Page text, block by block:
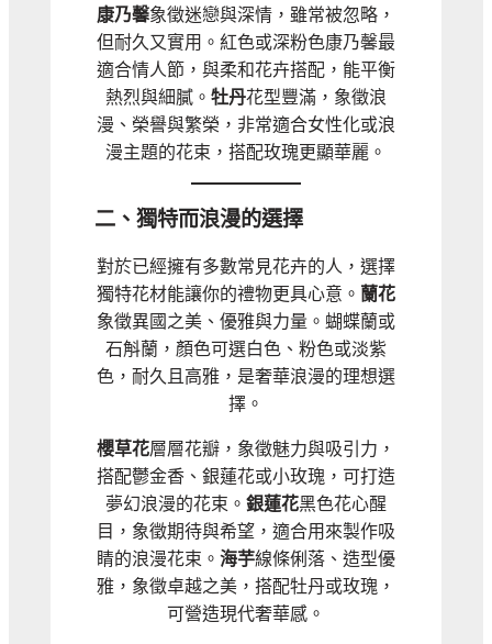
康乃馨象徵迷戀與深情，雖常被忽略，
但耐久又實用。紅色或深粉色康乃馨最
適合情人節，與柔和花卉搭配，能平衡
熱烈與細膩。 牡丹花型豐滿，象徵浪
漫、榮譽與繁榮，非常適合女性化或浪
漫主題的花束，搭配玫瑰更顯華麗。
二、獨特而浪漫的選擇
對於已經擁有多數常見花卉的人，選擇
獨特花材能讓你的禮物更具心意。 蘭花
象徵異國之美、優雅與力量。蝴蝶蘭或
石斛蘭，顏色可選白色、粉色或淡紫
色，耐久且高雅，是奢華浪漫的理想選
擇。
櫻草花層層花瓣，象徵魅力與吸引力，
搭配鬱金香、銀蓮花或小玫瑰，可打造
夢幻浪漫的花束。 銀蓮花黑色花心醒
目，象徵期待與希望，適合用來製作吸
睛的浪漫花束。 海芋線條俐落、造型優
雅，象徵卓越之美，搭配牡丹或玫瑰，
可營造現代奢華感。